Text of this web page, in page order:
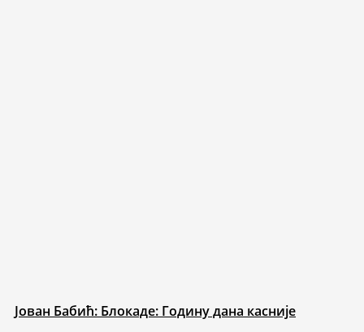
Јован Бабић: Блокаде: Годину дана касније